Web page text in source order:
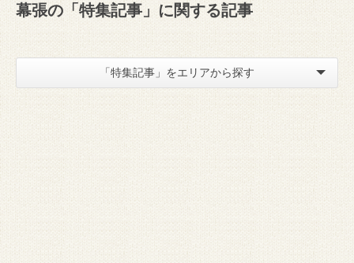
幕張の「特集記事」に関する記事
「特集記事」をエリアから探す